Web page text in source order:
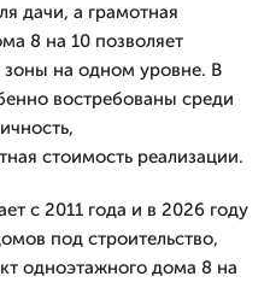
дачи, а грамотная
8 на 10 позволяет
зоны на одном уровне. В
востребованы среди
стоимость реализации.
с 2011 года и в 2026 году
под строительство,
одноэтажного дома 8 на